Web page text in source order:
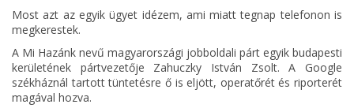
Most azt az egyik ügyet idézem, ami miatt tegnap telefonon is
megkerestek.
A Mi Hazánk nevű magyarországi jobboldali párt egyik budapesti
kerületének pártvezetője Zahuczky István Zsolt. A Google
székháznál tartott tüntetésre ő is eljött, operatőrét és riporterét
magával hozva.